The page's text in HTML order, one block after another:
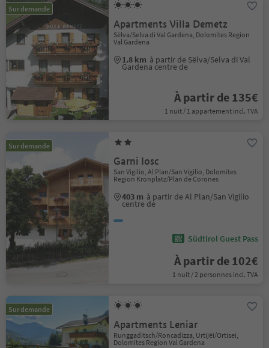
Sur demande
Apartments Villa Demetz
Sëlva/Selva di Val Gardena, Dolomites Region
Val Gardena
1.8 km à partir de Sëlva/Selva di Val
Gardena centre de
À partir de 135€
1 nuit / 1 appartement incl. TVA
Sur demande
Garni Iosc
San Vigilio, Al Plan/San Vigilio, Dolomites
Region Kronplatz/Plan de Corones
403 m à partir de Al Plan/San Vigilio
centre de
Südtirol Guest Pass
À partir de 102€
1 nuit / 2 personnes incl. TVA
Sur demande
Apartments Leniar
Runggaditsch/Roncadizza, Urtijëi/Ortisei,
Dolomites Region Val Gardena